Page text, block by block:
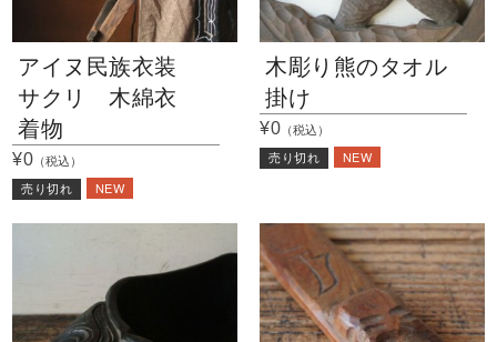
アイヌ民族衣装
サクリ 木綿衣
着物
¥0 （税込）
売り切れ NEW
木彫り熊のタオル
掛け
¥0 （税込）
売り切れ NEW